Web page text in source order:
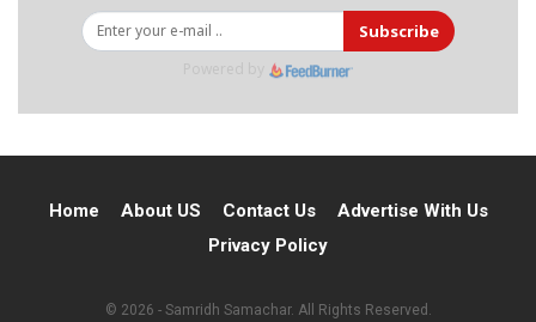
Subscribe
Home About US Contact Us
Advertise With Us
Privacy Policy
© 2026 - Samridh Samachar. All Rights Reserved.